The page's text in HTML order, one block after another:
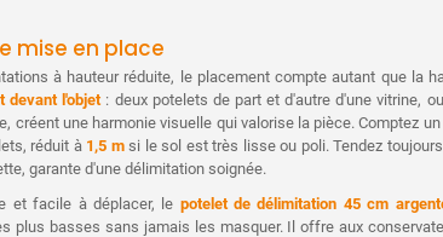
mise en place
à hauteur réduite, le placement compte autant que la
devant l'objet: deux potelets de part et d'autre d'une vitrine,
créent une harmonie visuelle qui valorise la pièce. Comptez
réduit à 1,5 msi le sol est très lisse ou poli. Tendez
garante d'une délimitation soignée.
et facile à déplacer, le potelet de délimitation 45 cm
plus basses sans jamais les masquer. Il offre aux